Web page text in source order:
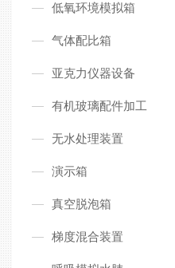
低氧环境模拟箱
气体配比箱
亚克力仪器设备
有机玻璃配件加工
无水处理装置
演示箱
真空脱泡箱
梯度混合装置